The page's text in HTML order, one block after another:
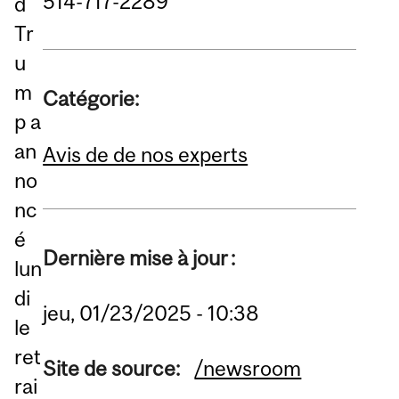
Tr
u
m
p a
an
no
nc
é
lun
di
le
ret
rai
Catégorie:
Avis de de nos experts
Dernière mise à jour :
jeu, 01/23/2025 - 10:38
Site de source: /newsroom